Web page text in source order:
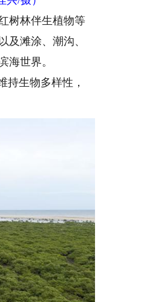
树林伴生植物等
及滩涂、潮沟、
海世界。
生物多样性，